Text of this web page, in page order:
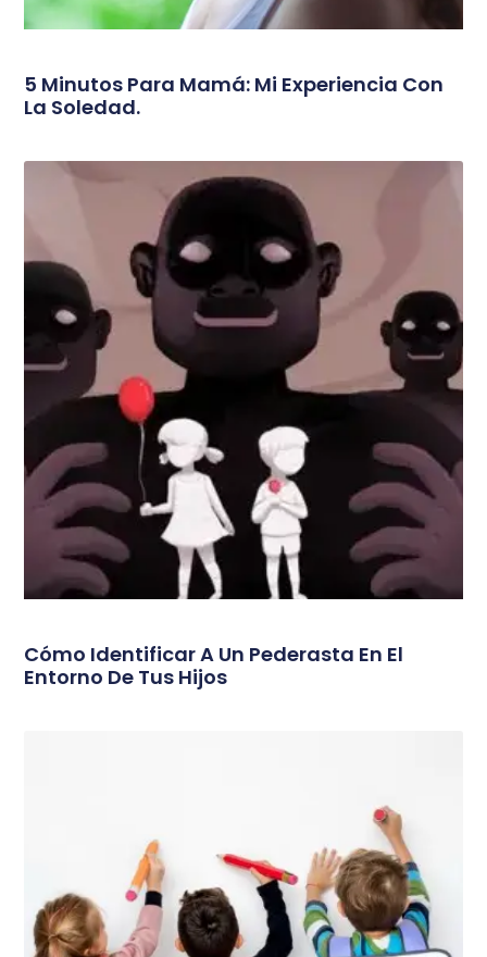
5 Minutos Para Mamá: Mi Experiencia Con
La Soledad.
Cómo Identificar A Un Pederasta En El
Entorno De Tus Hijos